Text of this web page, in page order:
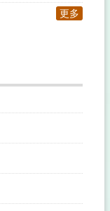
更多